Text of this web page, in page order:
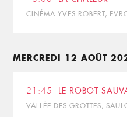
CINÉMA YVES ROBERT,
MERCREDI 12 AOÛT
21:45 LE ROBOT
VALLÉE DES GROTTES,